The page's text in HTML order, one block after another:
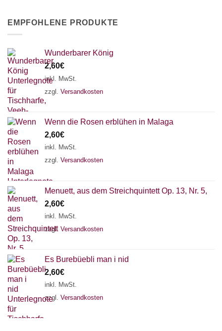
EMPFOHLENE PRODUKTE
Wunderbarer König
2,60€
inkl. MwSt.
zzgl. Versandkosten
Wenn die Rosen erblühen in Malaga
2,60€
inkl. MwSt.
zzgl. Versandkosten
Menuett, aus dem Streichquintett Op. 13, Nr. 5,
2,60€
inkl. MwSt.
zzgl. Versandkosten
Es Burebüebli man i nid
2,60€
inkl. MwSt.
zzgl. Versandkosten